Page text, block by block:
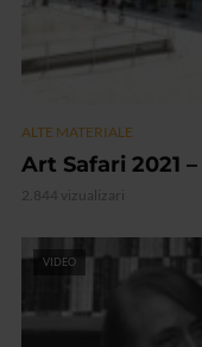
ALTE MATERIALE
Art Safari 2021
2.844 vizualizari
VIDEO